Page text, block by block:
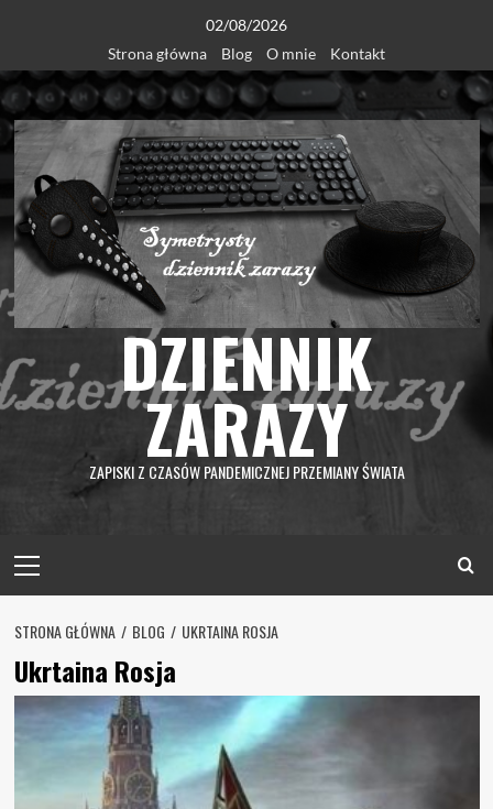
content
02/08/2026
Strona główna
Blog O mnie Kontakt
DZIENNIK
ZARAZY
ZAPISKI Z CZASÓW PANDEMICZNEJ PRZEMIANY ŚWIATA
Menu
STRONA GŁÓWNA BLOG UKRTAINA ROSJA
Ukrtaina Rosja